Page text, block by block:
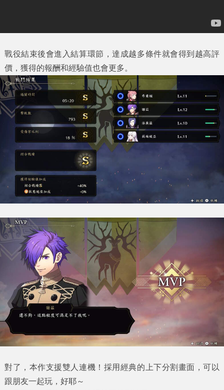
戰役結束後會進入結算環節，達成越多條件就會得到越高評
價，獲得的報酬和經驗值也會更多。
對了，本作支援雙人連機！採用經典的上下分割畫面，可以
跟朋友一起玩，好耶～